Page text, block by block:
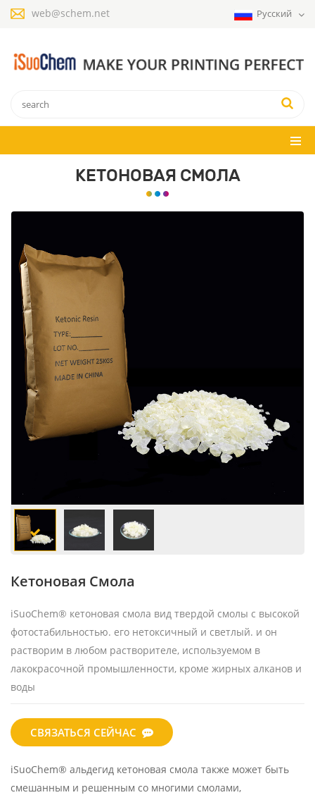
web@schem.net Русский
КЕТОНОВАЯ СМОЛА
Кетоновая Смола
iSuoChem® кетоновая смола вид твердой смолы с высокой
фотостабильностью. его нетоксичный и светлый. и он
растворим в любом растворителе, используемом в
лакокрасочной промышленности, кроме жирных алканов и
воды
СВЯЗАТЬСЯ СЕЙЧАС
iSuoChem® альдегид кетоновая смола также может быть
смешанным и решенным со многими смолами,